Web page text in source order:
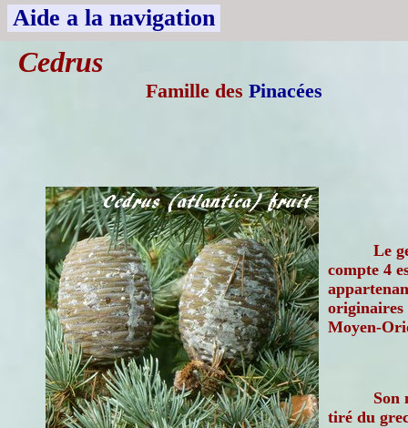
Aide a la navigation
Cedrus
Famille des Pinacées
Le
compte 4
Moyen-
Son
tiré du